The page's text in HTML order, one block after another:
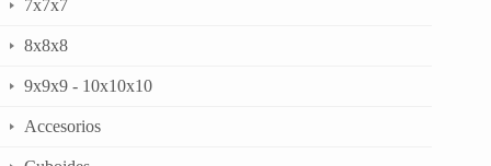
7x7x7
8x8x8
9x9x9 - 10x10x10
Accesorios